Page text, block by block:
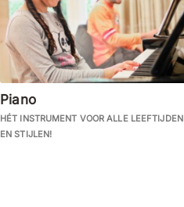
Piano
HÉT INSTRUMENT VOOR ALLE LEEFTIJDEN
EN STIJLEN!